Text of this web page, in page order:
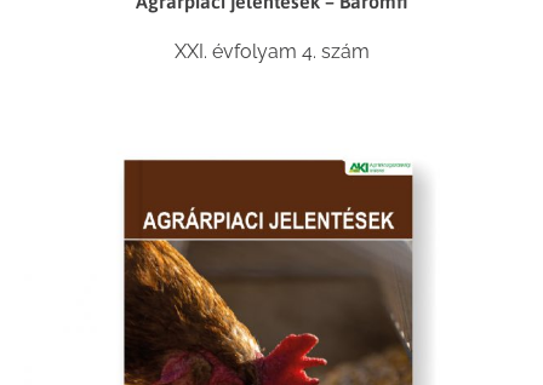
XXI. évfolyam 4. szám